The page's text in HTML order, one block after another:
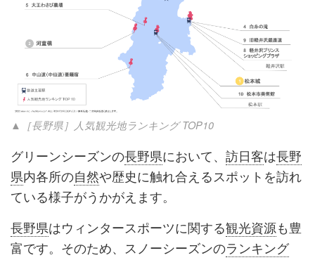
▲［長野県］人気観光地ランキング TOP10
グリーンシーズンの長野県において、 訪日客は長野
県内各所の自然や歴史に触れ合えるスポットを訪れ
ている様子がうかがえます。
長野県はウィンタースポーツに関する観光資源も豊
富です。そのため、スノーシーズンのランキング